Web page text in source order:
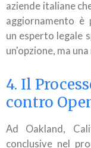
aziende italiane
aggiornamento è
un esperto legale
un'opzione, ma
4. Il
contro
Ad Oakland,
conclusive nel